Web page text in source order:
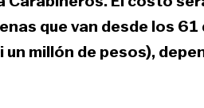
que van desde los
millón de pesos),